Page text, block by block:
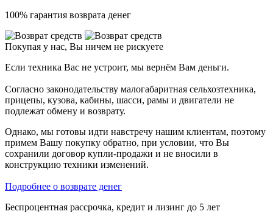
100% гарантия возврата денег
Покупая у нас, Вы ничем не рискуете
Если техника Вас не устроит, мы вернём Вам деньги.
Согласно законодательству малогабаритная сельхозтехника,
прицепы, кузова, кабины, шасси, рамы и двигатели не
подлежат обмену и возврату.
Однако, мы готовы идти навстречу нашим клиентам, поэтому
примем Вашу покупку обратно, при условии, что Вы
сохранили договор купли-продажи и не вносили в
конструкцию техники изменений.
Подробнее о возврате денег
Беспроцентная рассрочка, кредит и лизинг до 5 лет